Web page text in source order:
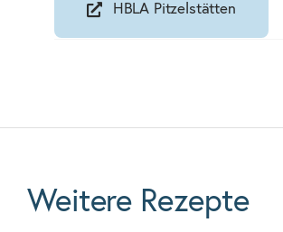
HBLA Pitzelstätten
Weitere Rezepte